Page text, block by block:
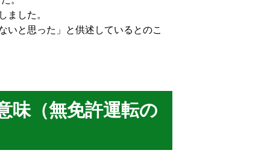
した。
いと思った」と供述しているとのこ
味（無免許運転の